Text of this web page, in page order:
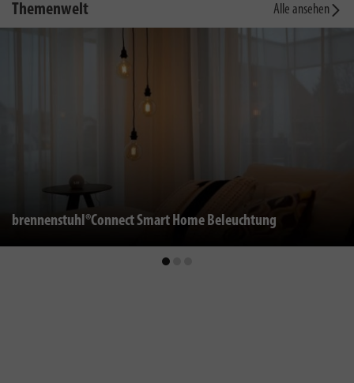
Themenwelt Alle ansehen
brennenstuhl®Connect Smart Home Beleuchtung